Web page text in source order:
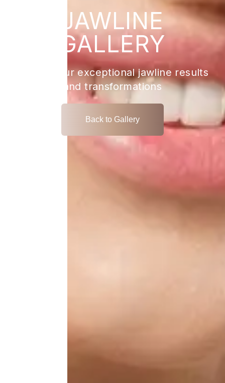
JAWLINE
GALLERY
Explore our exceptional jawline results
and transformations
Back to Gallery